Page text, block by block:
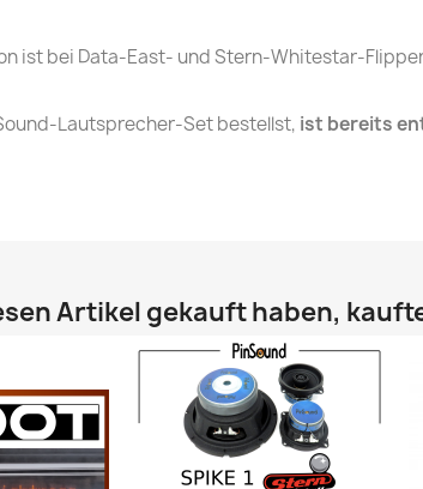
ist bei Data-East- und Stern-Whitestar-
Lautsprecher-Set bestellst, ist bereits
Artikel gekauft haben,